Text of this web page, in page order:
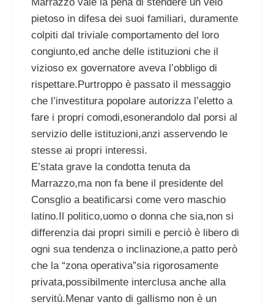
pietoso in difesa dei suoi familiari, duramente
colpiti dal triviale comportamento del loro
congiunto,ed anche delle istituzioni che il
vizioso ex governatore aveva l’obbligo di
rispettare.Purtroppo è passato il messaggio
che l’investitura popolare autorizza l’eletto a
fare i propri comodi,esonerandolo dal porsi al
servizio delle istituzioni,anzi asservendo le
stesse ai propri interessi.
E’stata grave la condotta tenuta da
Marrazzo,ma non fa bene il presidente del
Consglio a beatificarsi come vero maschio
latino.Il politico,uomo o donna che sia,non si
differenzia dai propri simili e perciò è libero di
ogni sua tendenza o inclinazione,a patto però
che la “zona operativa”sia rigorosamente
privata,possibilmente interclusa anche alla
servitù.Menar vanto di gallismo non è un